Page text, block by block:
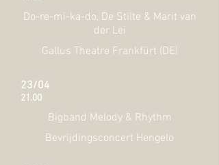
Do-re-mi-ka-do, De Stilte & Marit van
der Lei
Gallus Theatre Frankfürt (DE)
23/04
21.00
Bigband Melody & Rhythm
Bevrijdingsconcert Hengelo